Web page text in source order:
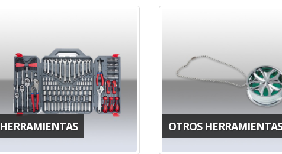
HERRAMIENTAS OTROS HERRAMIENTAS